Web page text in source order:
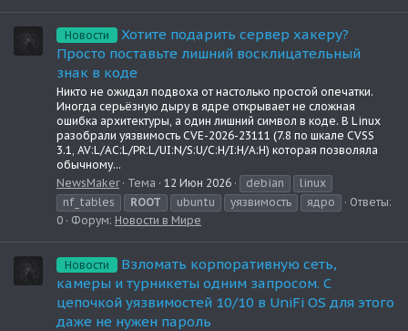
Новости
Хотите подарить сервер хакеру?
Просто поставьте лишний восклицательный
знак в коде
Никто не ожидал подвоха от настолько простой опечатки.
Иногда серьёзную дыру в ядре открывает не сложная
ошибка архитектуры, а один лишний символ в коде. В Linux
разобрали уязвимость CVE-2026-23111 (7.8 по шкале CVSS
3.1, AV:L/AC:L/PR:L/UI:N/S:U/C:H/I:H/A:H) которая позволяла
обычному...
NewsMaker
Тема 12 Июн 2026 debian
linux
nf_tables
ROOT ubuntu уязвимость ядро
Ответы:
0
Форум: Новости в Мире
Новости
Взломать корпоративную сеть,
камеры и турникеты одним запросом. С
цепочкой уязвимостей 10/10 в UniFi OS для этого
даже не нужен пароль